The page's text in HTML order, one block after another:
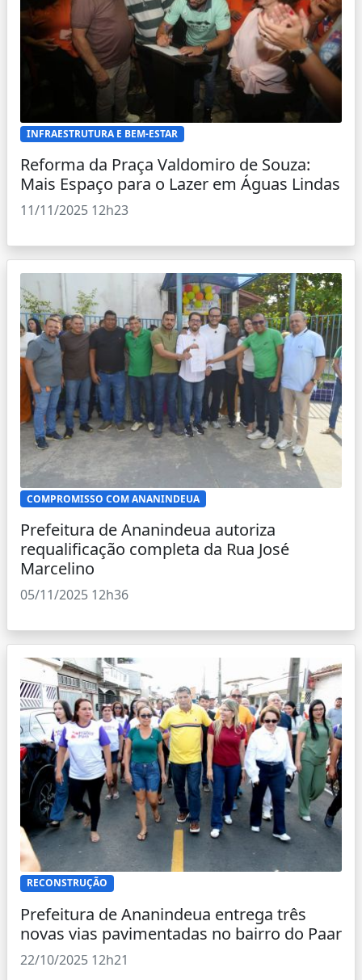
INFRAESTRUTURA E BEM-ESTAR
Reforma da Praça Valdomiro de Souza:
Mais Espaço para o Lazer em Águas Lindas
11/11/2025 12h23
COMPROMISSO COM ANANINDEUA
Prefeitura de Ananindeua autoriza
requalificação completa da Rua José
Marcelino
05/11/2025 12h36
RECONSTRUÇÃO
Prefeitura de Ananindeua entrega três
novas vias pavimentadas no bairro do Paar
22/10/2025 12h21